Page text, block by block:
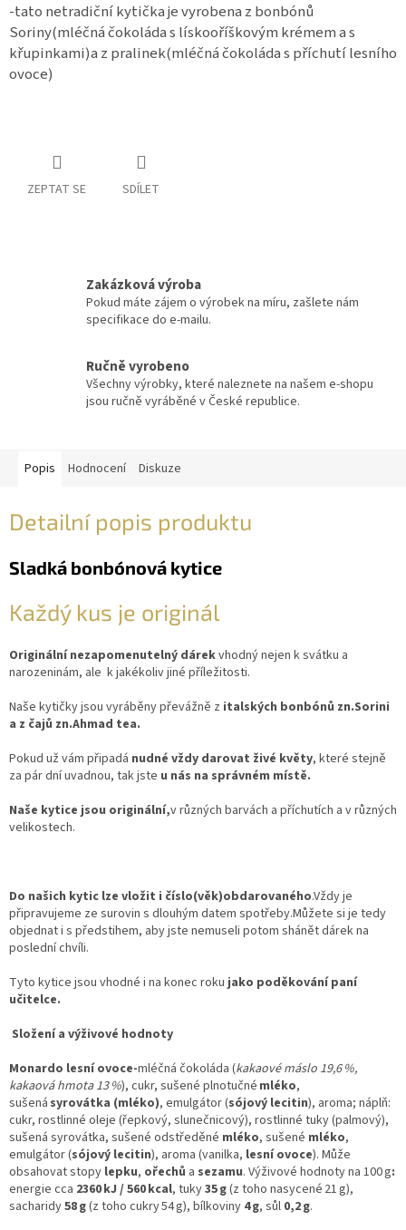
-tato netradiční kytička je vyrobena z bonbónů
Soriny(mléčná čokoláda s lískooříškovým krémem a s
křupinkami)a z pralinek(mléčná čokoláda s příchutí lesního
ovoce)
ZEPTAT SE SDÍLET
Zakázková výroba
Pokud máte zájem o výrobek na míru, zašlete nám
specifikace do e-mailu.
Ručně vyrobeno
Všechny výrobky, které naleznete na našem e-shopu
jsou ručně vyráběné v České republice.
Popis Hodnocení Diskuze
Detailní popis produktu
Sladká bonbónová kytice
Každý kus je originál
Originální nezapomenutelný dárekvhodný nejen k svátku a
narozeninám, ale k jakékoliv jiné příležitosti.
Naše kytičky jsou vyráběny převážně z italských bonbónů zn.Sorini
a z čajů zn.Ahmad tea.
Pokud už vám připadá nudné vždy darovat živé květy, které stejně
za pár dní uvadnou, tak jste u nás na správném místě.
Naše kytice jsou originální,v různých barvách a příchutích a v různých
velikostech.
Do našich kytic lze vložit i číslo(věk)obdarovaného.Vždy je
připravujeme ze surovin s dlouhým datem spotřeby.Můžete si je tedy
objednat i s předstihem, aby jste nemuseli potom shánět dárek na
poslední chvíli.
Tyto kytice jsou vhodné i na konec roku jako poděkování paní
učitelce.
Složení a výživové hodnoty
Monardo lesní ovoce-mléčná čokoláda (kakaové máslo 19,6 %,
kakaová hmota 13 %), cukr, sušené plnotučné mléko,
sušená syrovátka (mléko), emulgátor (sójový lecitin), aroma; náplň:
cukr, rostlinné oleje (řepkový, slunečnicový), rostlinné tuky (palmový),
sušená syrovátka, sušené odstředěné mléko, sušené mléko,
emulgátor (sójový lecitin), aroma (vanilka, lesní ovoce). Může
obsahovat stopy lepku, ořechů a sezamu. Výživové hodnoty na 100 g:
energie cca 2360 kJ / 560 kcal, tuky35 g(z toho nasycené 21 g),
sacharidy58 g(z toho cukry 54 g), bílkoviny 4 g, sůl 0,2 g.